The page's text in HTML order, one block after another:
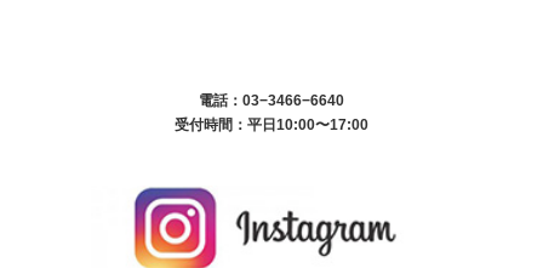
電話：03−3466−6640
受付時間：平日10:00〜17:00